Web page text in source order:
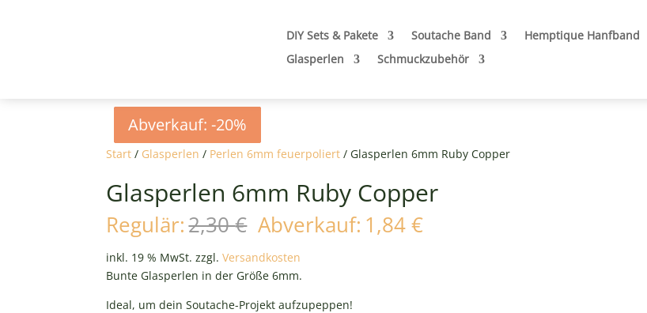
DIY Sets & Pakete Soutache Band Hemptique Hanfband
Glasperlen
Schmuckzubehör
Start / Glasperlen / Perlen 6mm feuerpoliert / Glasperlen 6mm Ruby Copper
Abverkauf: -20%
Glasperlen 6mm Ruby Copper
Regulär:2,30€ Ursprünglicher
Preis
war:
2,30 €
Abverkauf: 1,84€Aktueller
inkl. 19 % MwSt. zzgl.Versandkosten
Bunte Glasperlen in der Größe 6mm.
Ideal, um dein Soutache-Projekt aufzupeppen!
Abverkauf: -20%
Abverkauf: -20%
Abverkauf: -20%